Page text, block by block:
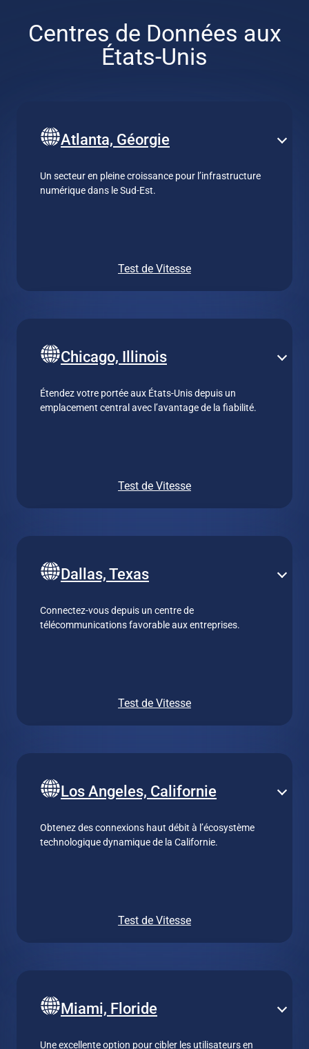
Centres de Données aux
États-Unis
Atlanta, Géorgie
Un secteur en pleine croissance pour l’infrastructure
numérique dans le Sud-Est.
Test de Vitesse
Chicago, Illinois
Étendez votre portée aux États-Unis depuis un
emplacement central avec l’avantage de la fiabilité.
Test de Vitesse
Dallas, Texas
Connectez-vous depuis un centre de
télécommunications favorable aux entreprises.
Test de Vitesse
Los Angeles, Californie
Obtenez des connexions haut débit à l’écosystème
technologique dynamique de la Californie.
Test de Vitesse
Miami, Floride
Une excellente option pour cibler les utilisateurs en